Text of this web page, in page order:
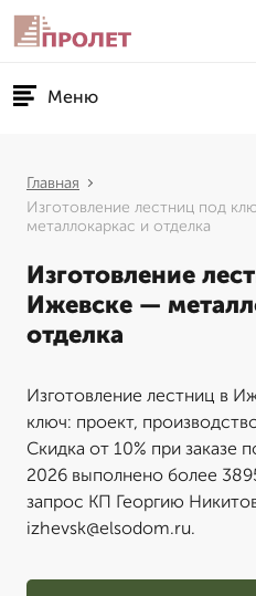
Меню
Главная
Изготовление лестниц под
металлокаркас и отделка
Изготовление
Ижевске —
отделка
Изготовление лестниц в
ключ: проект,
Скидка от 10% при заказе
2026 выполнено более
запрос КП Георгию
izhevsk@elsodom.ru.